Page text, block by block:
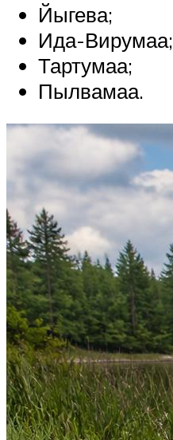
Йыгева;
Ида-Вирумаа;
Тартумаа;
Пылвамаа.